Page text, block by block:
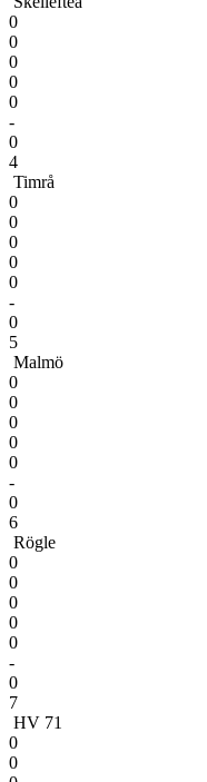
0
0
0
0
0
-
0
4
Timrå
0
0
0
0
0
-
0
5
Malmö
0
0
0
0
0
-
0
6
Rögle
0
0
0
0
0
-
0
7
HV 71
0
0